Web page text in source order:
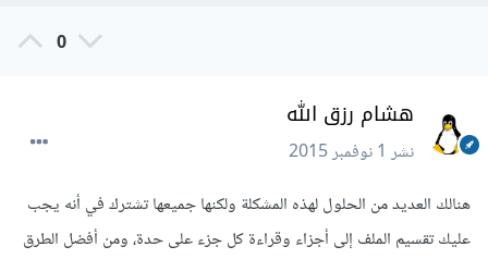
0
هشام رزق الله
نشر1 نوفمبر 2015
هنالك العديد من الحلول لهذه المشكلة ولكنها جميعها تشترك في أنه يجب
عليك تقسيم الملف إلى أجزاء وقراءة كل جزء على حدة، ومن أفضل الطرق